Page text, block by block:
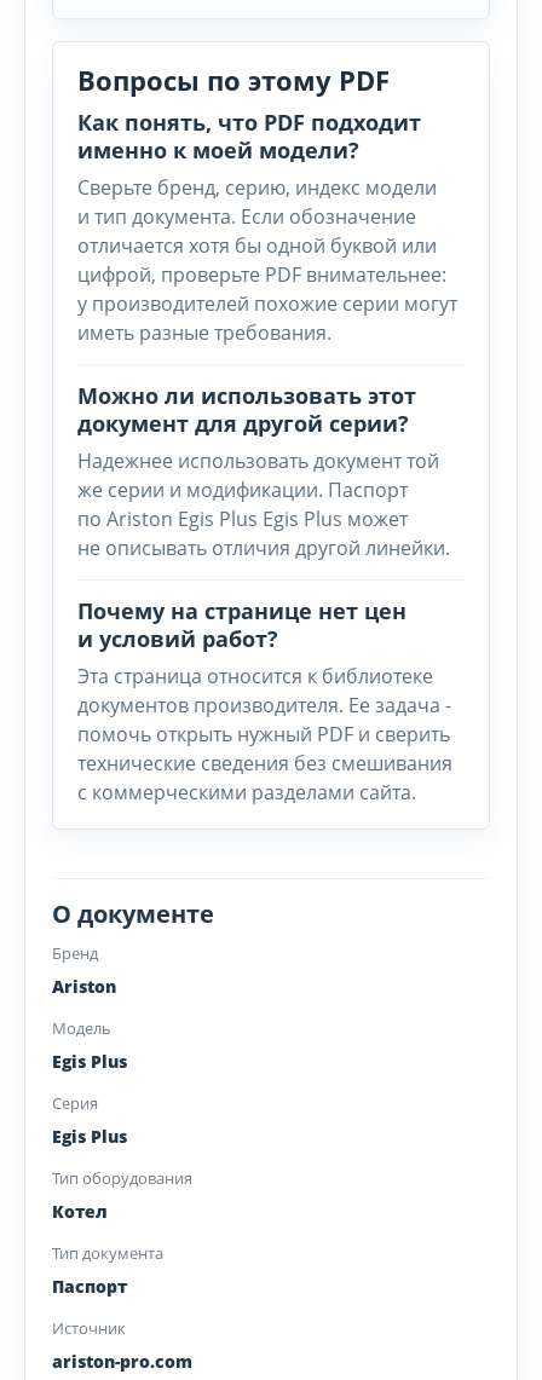
Вопросы по этому PDF
Как понять, что PDF подходит
именно к моей модели?
Сверьте бренд, серию, индекс модели
и тип документа. Если обозначение
отличается хотя бы одной буквой или
цифрой, проверьте PDF внимательнее:
у производителей похожие серии могут
иметь разные требования.
Можно ли использовать этот
документ для другой серии?
Надежнее использовать документ той
же серии и модификации. Паспорт
по Ariston Egis Plus Egis Plus может
не описывать отличия другой линейки.
Почему на странице нет цен
и условий работ?
Эта страница относится к библиотеке
документов производителя. Ее задача -
помочь открыть нужный PDF и сверить
технические сведения без смешивания
с коммерческими разделами сайта.
О документе
Бренд
Ariston
Модель
Egis Plus
Серия
Egis Plus
Тип оборудования
Котел
Тип документа
Паспорт
Источник
ariston-pro.com